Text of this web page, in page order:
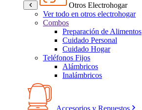
Otros Electrohogar
Ver todo en otros electrohogar
Combos
Preparación de Alimentos
Cuidado Personal
Cuidado Hogar
Teléfonos Fijos
Alámbricos
Inalámbricos
Accesorios y Repuestos